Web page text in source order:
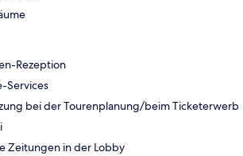
Rezeption
Services
bei der Tourenplanung/beim Ticketerwerb
Zeitungen in der Lobby